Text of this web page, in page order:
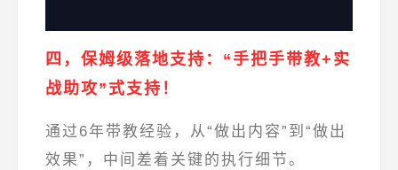
四，保姆级落地支持 ：“手把手带教+实
战助攻”式支持！
通过6年带教经验，从“做出内容”到“做出
效果”，中间差着关键的执行细节。